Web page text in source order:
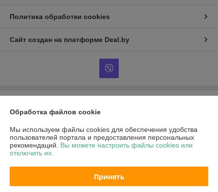
Политика обработки cookies
Сайт создан на платформе Deal.by
г. Брест ул. Южный городок 227 пав. 10
Регистрационный номер ЕГР: 291155722
Регистрационный орган: администрация Московского района г. Бреста
Обработка файлов cookie
Мы используем файлы cookies для обеспечения удобства
пользователей портала и предоставления персональных
рекомендаций. Вы можете настроить файлы cookies или
отключить их.
Принять